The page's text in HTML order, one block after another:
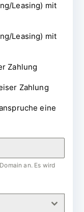
Leasing) mit
Leasing) mit
Zahlung
Zahlung
eine
an. Es wird